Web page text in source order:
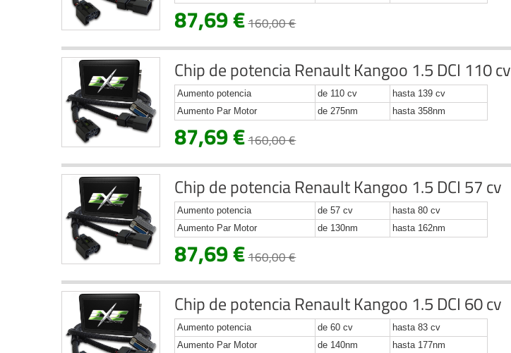
87,69 €160,00 €
Chip de potencia Renault Kangoo 1.5 DCI 110 cv
Aumento potencia de 110 cv
hasta 139 cv
Aumento Par Motor
de 275nm hasta 358nm
87,69 €160,00 €
Chip de potencia Renault Kangoo 1.5 DCI 57 cv
Aumento potencia de 57 cv
hasta 80 cv
Aumento Par Motor
de 130nm hasta 162nm
87,69 €160,00 €
Chip de potencia Renault Kangoo 1.5 DCI 60 cv
Aumento potencia de 60 cv
hasta 83 cv
Aumento Par Motor
de 140nm hasta 177nm